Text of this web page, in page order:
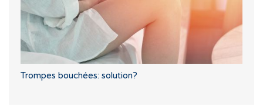
Trompes bouchées: solution?